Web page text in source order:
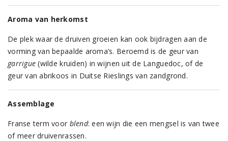
Aroma van herkomst
De plek waar de druiven groeien kan ook bijdragen aan de
vorming van bepaalde aroma’s. Beroemd is de geur van
garrigue (wilde kruiden) in wijnen uit de Languedoc, of de
geur van abrikoos in Duitse Rieslings van zandgrond.
Assemblage
Franse term voor blend: een wijn die een mengsel is van twee
of meer druivenrassen.